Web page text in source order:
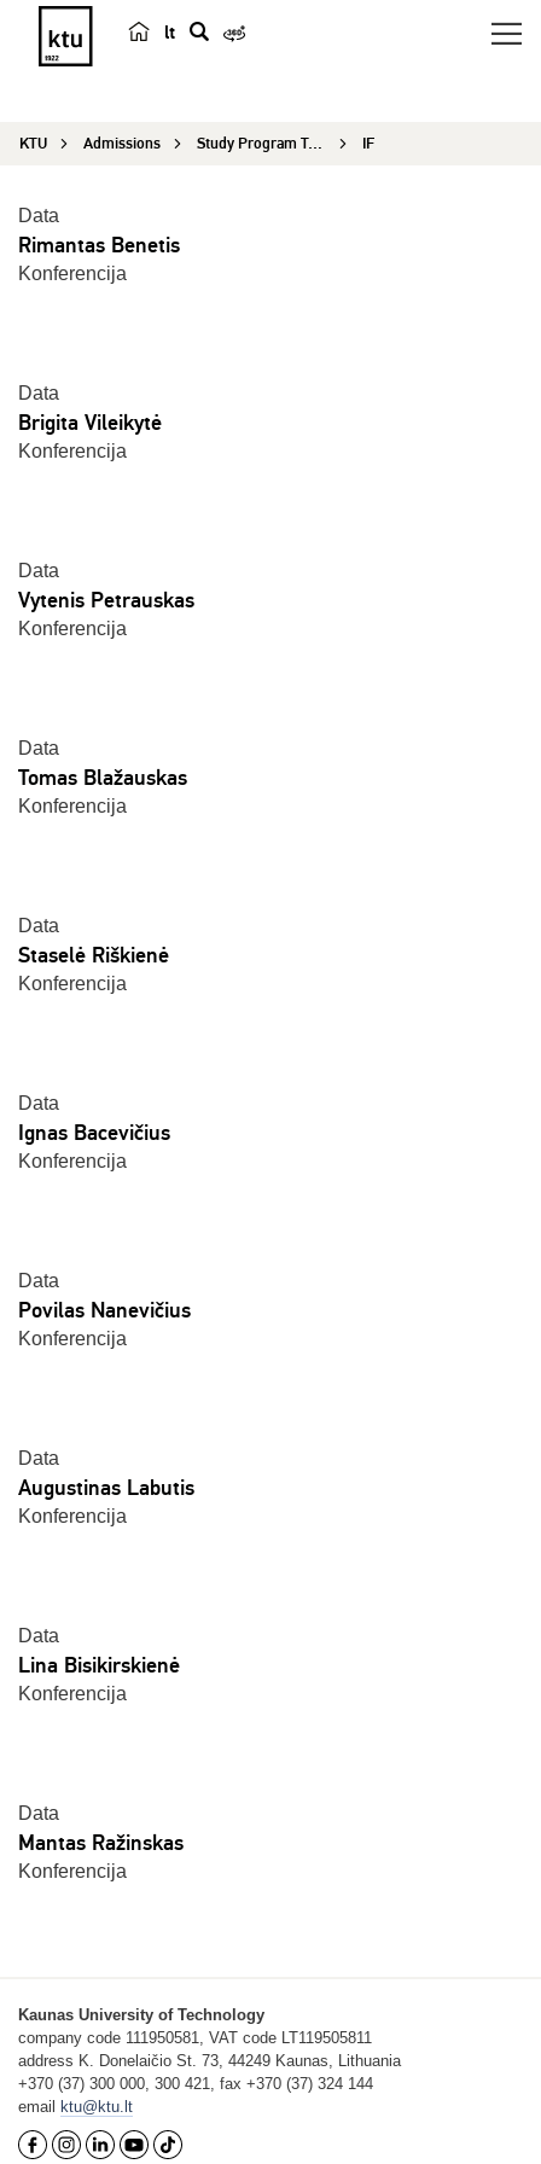
lt
r
KTU Admissions Study Program Testimonials IF
Data
Rimantas Benetis
Konferencija
Data
Brigita Vileikytė
Konferencija
Data
Vytenis Petrauskas
Konferencija
Data
Tomas Blažauskas
Konferencija
Data
Staselė Riškienė
Konferencija
Data
Ignas Bacevičius
Konferencija
Data
Povilas Nanevičius
Konferencija
Data
Augustinas Labutis
Konferencija
Data
Lina Bisikirskienė
Konferencija
Data
Mantas Ražinskas
Konferencija
Kaunas University of Technology
company code 111950581, VAT code LT119505811
address K. Donelaičio St. 73, 44249 Kaunas, Lithuania
+370 (37) 300 000, 300 421, fax +370 (37) 324 144
email
ktu@ktu.lt